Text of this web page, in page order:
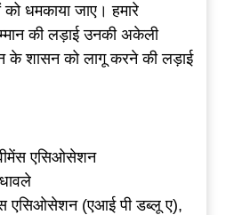
धमकाया जाए। हमारे
की लड़ाई उनकी अकेली
के शासन को लागू करने की लड़ाई
एसिओसेशन
एसिओसेशन (एआई पी डब्लू ए),